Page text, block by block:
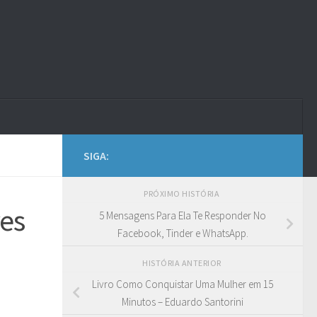
SIGA:
PRÓXIMO HISTÓRIA
5 Mensagens Para Ela Te Responder No
Facebook, Tinder e WhatsApp.
HISTÓRIA ANTERIOR
Livro Como Conquistar Uma Mulher em 15
Minutos – Eduardo Santorini